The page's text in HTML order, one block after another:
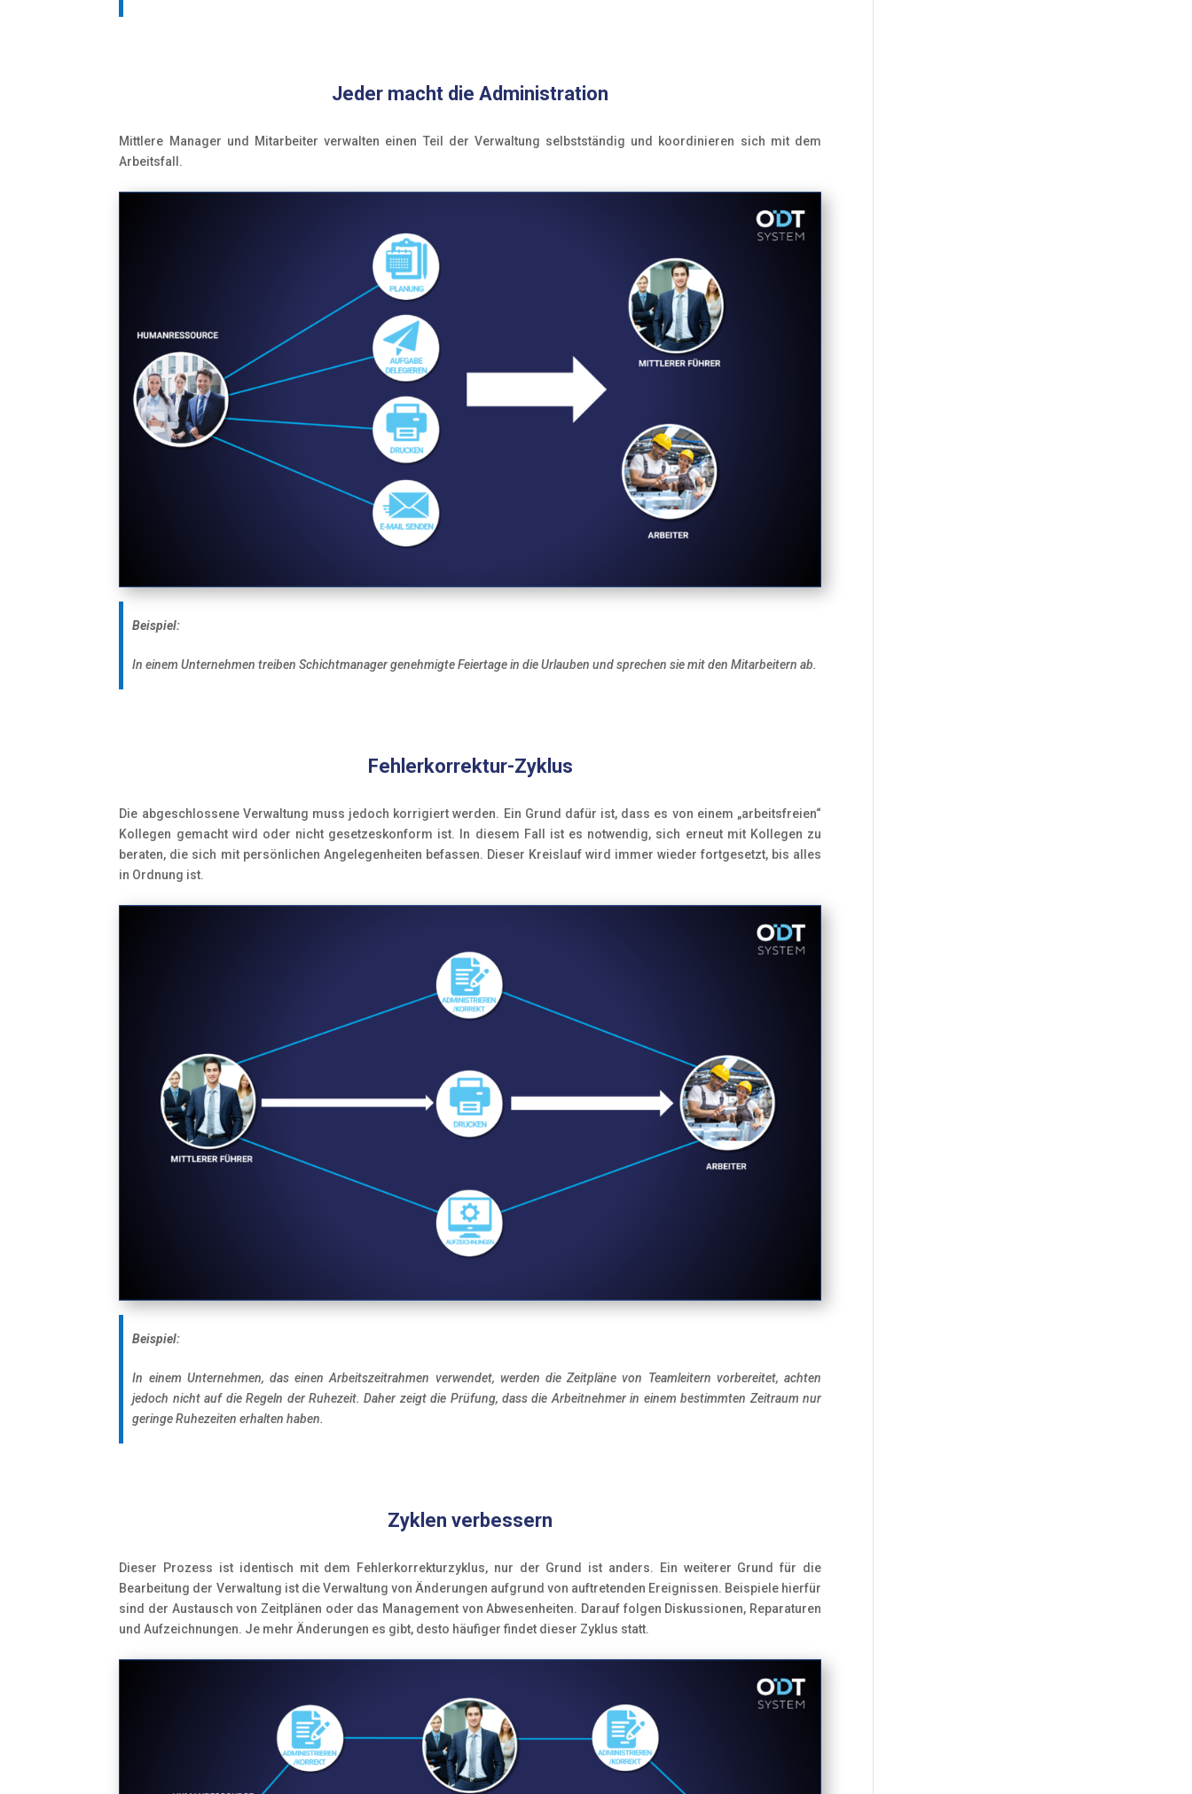
Jeder macht die Administration
Mittlere Manager und Mitarbeiter verwalten einen Teil der Verwaltung selbstständig und koordinieren sich mit dem
Arbeitsfall.
Beispiel:
In einem Unternehmen treiben Schichtmanager genehmigte Feiertage in die Urlauben und sprechen sie mit den Mitarbeitern ab.
Fehlerkorrektur-Zyklus
Die abgeschlossene Verwaltung muss jedoch korrigiert werden. Ein Grund dafür ist, dass es von einem „arbeitsfreien“
Kollegen gemacht wird oder nicht gesetzeskonform ist. In diesem Fall ist es notwendig, sich erneut mit Kollegen zu
beraten, die sich mit persönlichen Angelegenheiten befassen. Dieser Kreislauf wird immer wieder fortgesetzt, bis alles
in Ordnung ist.
Beispiel:
In einem Unternehmen, das einen Arbeitszeitrahmen verwendet, werden die Zeitpläne von Teamleitern vorbereitet, achten
jedoch nicht auf die Regeln der Ruhezeit. Daher zeigt die Prüfung, dass die Arbeitnehmer in einem bestimmten Zeitraum nur
geringe Ruhezeiten erhalten haben.
Zyklen verbessern
Dieser Prozess ist identisch mit dem Fehlerkorrekturzyklus, nur der Grund ist anders. Ein weiterer Grund für die
Bearbeitung der Verwaltung ist die Verwaltung von Änderungen aufgrund von auftretenden Ereignissen. Beispiele hierfür
sind der Austausch von Zeitplänen oder das Management von Abwesenheiten. Darauf folgen Diskussionen, Reparaturen
und Aufzeichnungen. Je mehr Änderungen es gibt, desto häufiger findet dieser Zyklus statt.